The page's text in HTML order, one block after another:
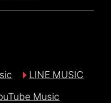
LINE MUSIC
Music